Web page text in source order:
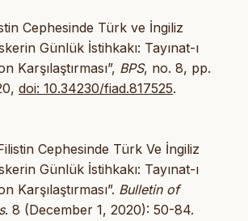
Cephesinde Türk ve İngiliz
Günlük İstihkakı: Tayınat-ı
Karşılaştırması”, BPS, no. 8, pp.
doi: 10.34230/fiad.817525.
Cephesinde Türk Ve İngiliz
Günlük İstihkakı: Tayınat-ı
Karşılaştırması”. Bulletin of
. 8 (December 1, 2020): 50-84.